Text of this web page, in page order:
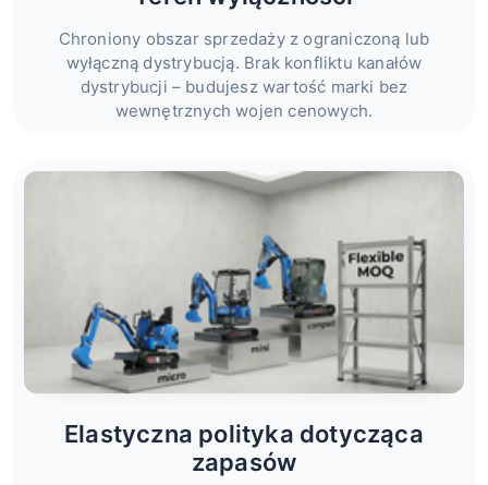
Chroniony obszar sprzedaży z ograniczoną lub
wyłączną dystrybucją. Brak konfliktu kanałów
dystrybucji – budujesz wartość marki bez
wewnętrznych wojen cenowych.
Elastyczna polityka dotycząca
zapasów